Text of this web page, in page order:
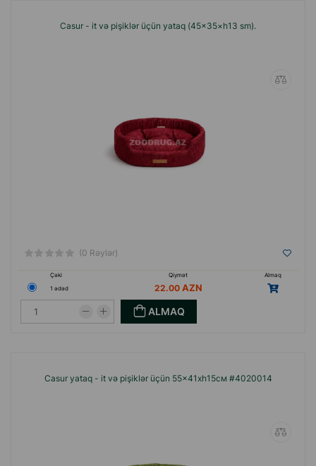
Casur - it və pişiklər üçün yataq (45×35×h13 sm).
(0 Rəylər)
Çəki Qiymət
Almaq
1 ədəd
22.00
ALMAQ
Casur yataq - it və pişiklər üçün 55x41xh15см #4020014